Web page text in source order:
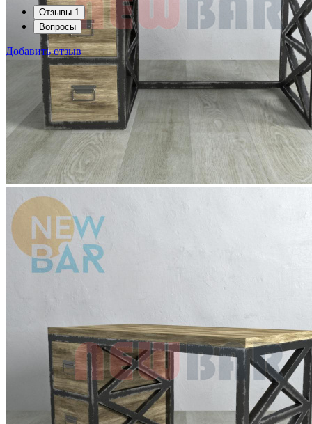
Отзывы 1
Вопросы
Добавить отзыв